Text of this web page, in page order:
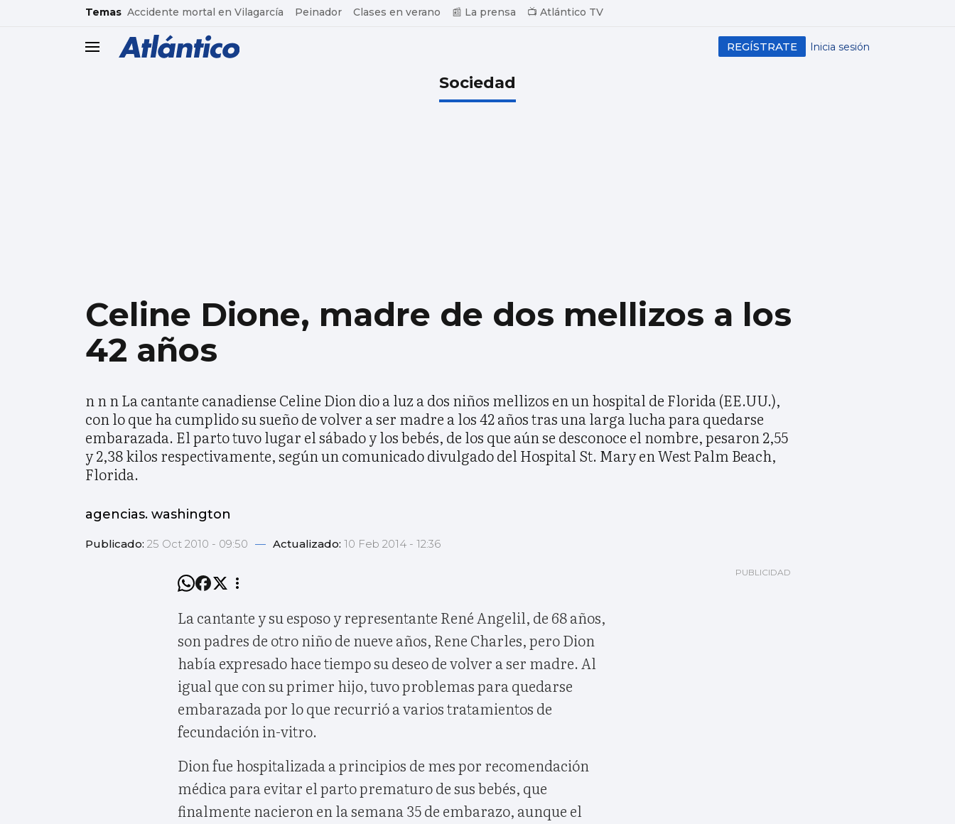
common.go-to-content
Temas Accidente mortal en Vilagarcía Peinador Clases en verano 📰 La prensa 📺 Atlántico TV
header.menu.open Inicia sesión
REGÍSTRATE
Sociedad
Celine Dione, madre de dos mellizos a los
42 años
n n n La cantante canadiense Celine Dion dio a luz a dos niños mellizos en un hospital de Florida (EE.UU.),
con lo que ha cumplido su sueño de volver a ser madre a los 42 años tras una larga lucha para quedarse
embarazada. El parto tuvo lugar el sábado y los bebés, de los que aún se desconoce el nombre, pesaron 2,55
y 2,38 kilos respectivamente, según un comunicado divulgado del Hospital St. Mary en West Palm Beach,
Florida.
agencias. washington
Publicado: 25 Oct 2010 - 09:50 — Actualizado: 10 Feb 2014 - 12:36
La cantante y su esposo y representante René Angelil, de 68 años,
son padres de otro niño de nueve años, Rene Charles, pero Dion
había expresado hace tiempo su deseo de volver a ser madre. Al
igual que con su primer hijo, tuvo problemas para quedarse
embarazada por lo que recurrió a varios tratamientos de
fecundación in-vitro.
Dion fue hospitalizada a principios de mes por recomendación
médica para evitar el parto prematuro de sus bebés, que
finalmente nacieron en la semana 35 de embarazo, aunque el